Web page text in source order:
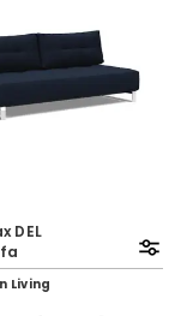
DEL
Living